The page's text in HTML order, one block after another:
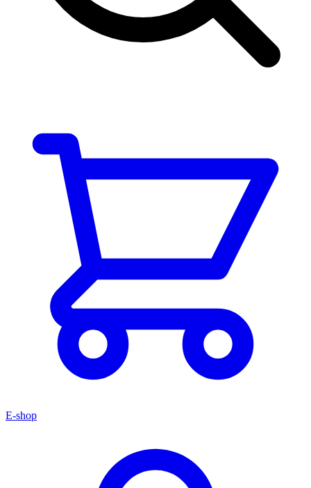
E-shop